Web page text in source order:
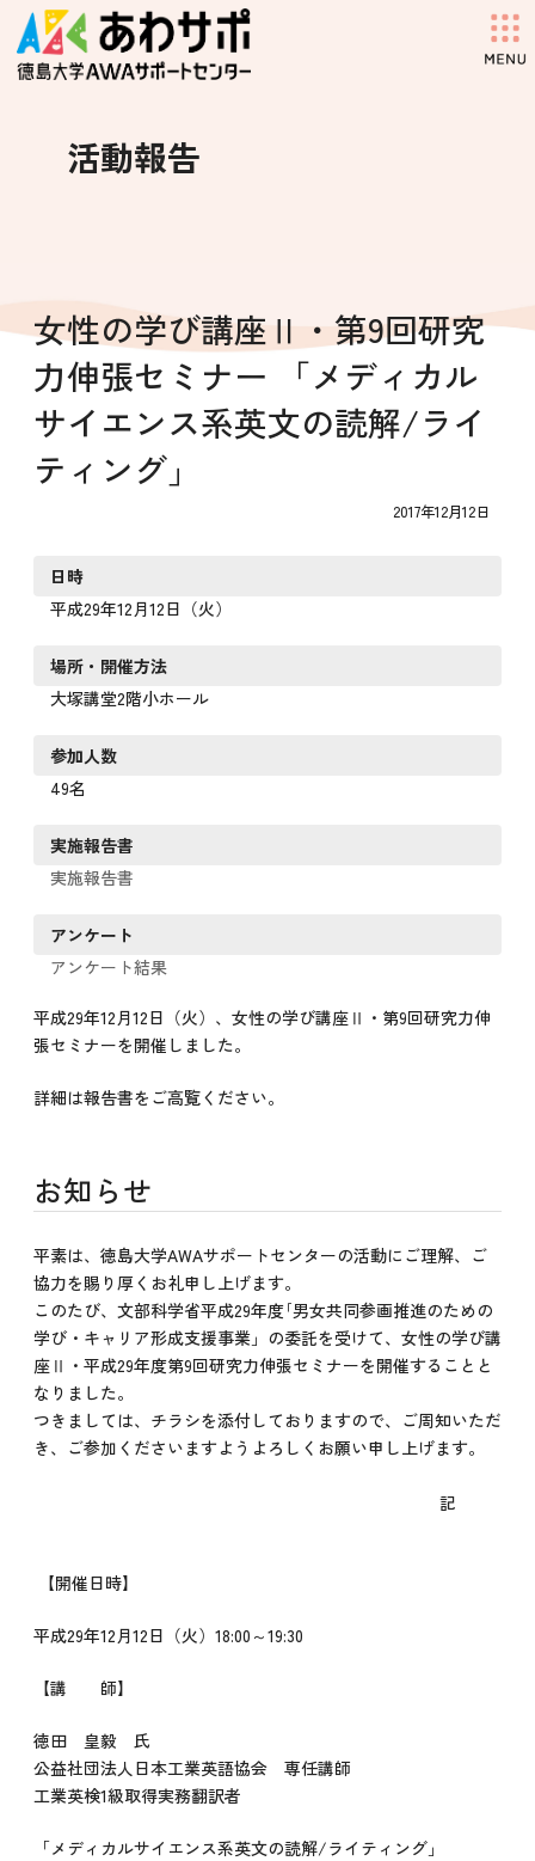
活動報告
女性の学び講座Ⅱ・第9回研究
力伸張セミナー 「メディカル
サイエンス系英文の読解/ライ
ティング」
2017年12月12日
日時
平成29年12月12日（火）
場所・開催方法
大塚講堂2階小ホール
参加人数
49名
実施報告書
実施報告書
アンケート
アンケート結果
平成29年12月12日（火）、女性の学び講座Ⅱ・第9回研究力伸
張セミナーを開催しました。
詳細は報告書をご高覧ください。
お知らせ
平素は、徳島大学AWAサポートセンターの活動にご理解、ご
協力を賜り厚くお礼申し上げます。
このたび、文部科学省平成29年度｢男女共同参画推進のための
学び・キャリア形成支援事業」の委託を受けて、女性の学び講
座Ⅱ・平成29年度第9回研究力伸張セミナーを開催することと
なりました。
つきましては、チラシを添付しておりますので、ご周知いただ
き、ご参加くださいますようよろしくお願い申し上げます。
記
【開催日時】
平成29年12月12日（火）18:00～19:30
【講 師】
徳田 皇毅 氏
公益社団法人日本工業英語協会 専任講師
工業英検1級取得実務翻訳者
「メディカルサイエンス系英文の読解/ライティング」